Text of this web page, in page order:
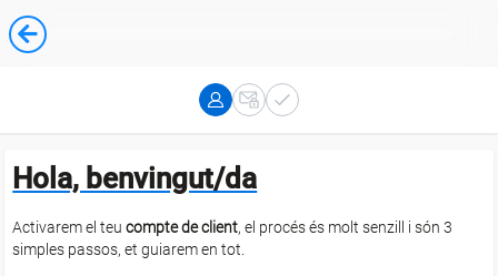
Hola, benvingut/da
Activarem el teucompte de client, el procés és molt senzill i són 3
simples passos, et guiarem en tot.